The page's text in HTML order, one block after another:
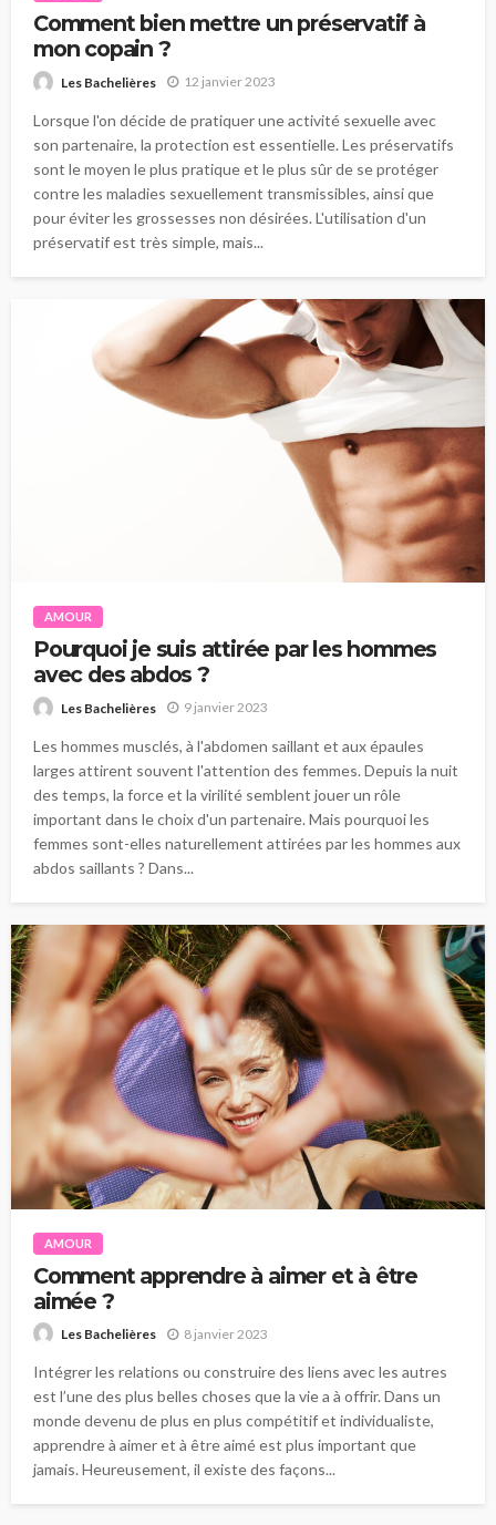
Comment bien mettre un préservatif à
mon copain ?
Les Bachelières 12 janvier 2023
Lorsque l'on décide de pratiquer une activité sexuelle avec
son partenaire, la protection est essentielle. Les préservatifs
sont le moyen le plus pratique et le plus sûr de se protéger
contre les maladies sexuellement transmissibles, ainsi que
pour éviter les grossesses non désirées. L'utilisation d'un
préservatif est très simple, mais...
AMOUR
Pourquoi je suis attirée par les hommes
avec des abdos ?
Les Bachelières 9 janvier 2023
Les hommes musclés, à l'abdomen saillant et aux épaules
larges attirent souvent l'attention des femmes. Depuis la nuit
des temps, la force et la virilité semblent jouer un rôle
important dans le choix d'un partenaire. Mais pourquoi les
femmes sont-elles naturellement attirées par les hommes aux
abdos saillants ? Dans...
AMOUR
Comment apprendre à aimer et à être
aimée ?
Les Bachelières 8 janvier 2023
Intégrer les relations ou construire des liens avec les autres
est l’une des plus belles choses que la vie a à offrir. Dans un
monde devenu de plus en plus compétitif et individualiste,
apprendre à aimer et à être aimé est plus important que
jamais. Heureusement, il existe des façons...